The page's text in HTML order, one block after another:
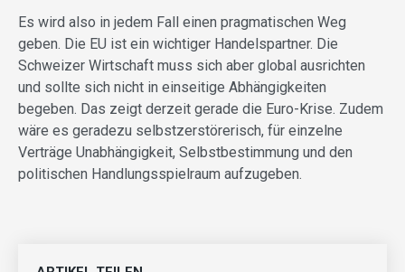
Es wird also in jedem Fall einen pragmatischen Weg
geben. Die EU ist ein wichtiger Handelspartner. Die
Schweizer Wirtschaft muss sich aber global ausrichten
und sollte sich nicht in einseitige Abhängigkeiten
begeben. Das zeigt derzeit gerade die Euro-Krise. Zudem
wäre es geradezu selbstzerstörerisch, für einzelne
Verträge Unabhängigkeit, Selbstbestimmung und den
politischen Handlungsspielraum aufzugeben.